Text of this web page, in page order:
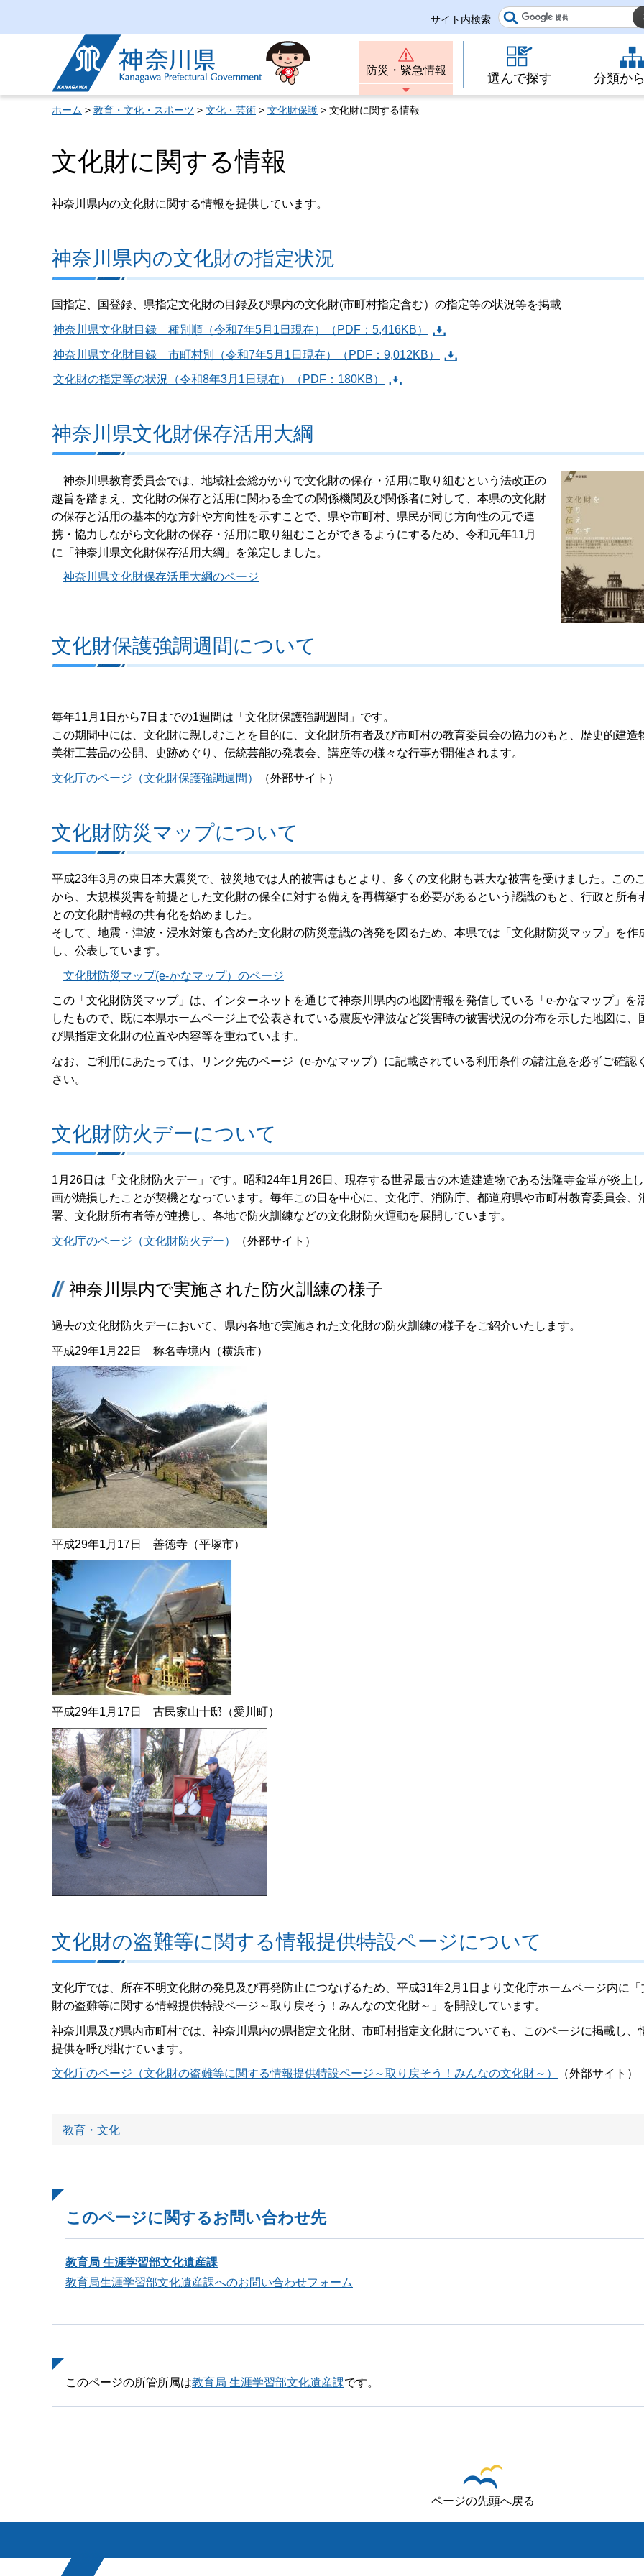
サイト内検索
神奈川県
防災・緊急情報
選んで探す 分類か
ホーム > 教育・文化・スポーツ > 文化・芸術 > 文化財保護 > 文化財に関する情報
文化財に関する情報
神奈川県内の文化財に関する情報を提供しています。
神奈川県内の文化財の指定状況
国指定、国登録、県指定文化財の目録及び県内の文化財(市町村指定含む）の指定等の状況等を掲載
神奈川県文化財目録 種別順（令和7年5月1日現在）（PDF：5,416KB）
神奈川県文化財目録 市町村別（令和7年5月1日現在）（PDF：9,012KB）
文化財の指定等の状況（令和8年3月1日現在）（PDF：180KB）
神奈川県文化財保存活用大綱
神奈川県教育委員会では、地域社会総がかりで文化財の保存・活用に取り組むという法改正の
趣旨を踏まえ、文化財の保存と活用に関わる全ての関係機関及び関係者に対して、本県の文化財
の保存と活用の基本的な方針や方向性を示すことで、県や市町村、県民が同じ方向性の元で連
携・協力しながら文化財の保存・活用に取り組むことができるようにするため、令和元年11月
に「神奈川県文化財保存活用大綱」を策定しました。
神奈川県文化財保存活用大綱のページ
文化財保護強調週間について
毎年11月1日から7日までの1週間は「文化財保護強調週間」です。
この期間中には、文化財に親しむことを目的に、文化財所有者及び市町村の教育委員会の協力のもと、歴史的建造
美術工芸品の公開、史跡めぐり、伝統芸能の発表会、講座等の様々な行事が開催されます。
文化庁のページ（文化財保護強調週間） （外部サイト）
文化財防災マップについて
平成23年3月の東日本大震災で、被災地では人的被害はもとより、多くの文化財も甚大な被害を受けました。この
から、大規模災害を前提とした文化財の保全に対する備えを再構築する必要があるという認識のもと、行政と所有
との文化財情報の共有化を始めました。
そして、地震・津波・浸水対策も含めた文化財の防災意識の啓発を図るため、本県では「文化財防災マップ」を作
し、公表しています。
文化財防災マップ(e-かなマップ）のページ
この「文化財防災マップ」は、インターネットを通じて神奈川県内の地図情報を発信している「e-かなマップ」を
したもので、既に本県ホームページ上で公表されている震度や津波など災害時の被害状況の分布を示した地図に、
び県指定文化財の位置や内容等を重ねています。
なお、ご利用にあたっては、リンク先のページ（e-かなマップ）に記載されている利用条件の諸注意を必ずご確認
さい。
文化財防火デーについて
1月26日は「文化財防火デー」です。昭和24年1月26日、現存する世界最古の木造建造物である法隆寺金堂が炎上
画が焼損したことが契機となっています。毎年この日を中心に、文化庁、消防庁、都道府県や市町村教育委員会、
署、文化財所有者等が連携し、各地で防火訓練などの文化財防火運動を展開しています。
文化庁のページ（文化財防火デー） （外部サイト）
神奈川県内で実施された防火訓練の様子
過去の文化財防火デーにおいて、県内各地で実施された文化財の防火訓練の様子をご紹介いたします。
平成29年1月22日 称名寺境内（横浜市）
平成29年1月17日 善徳寺（平塚市）
平成29年1月17日 古民家山十邸（愛川町）
文化財の盗難等に関する情報提供特設ページについて
文化庁では、所在不明文化財の発見及び再発防止につなげるため、平成31年2月1日より文化庁ホームページ内に「
財の盗難等に関する情報提供特設ページ～取り戻そう！みんなの文化財～」を開設しています。
神奈川県及び県内市町村では、神奈川県内の県指定文化財、市町村指定文化財についても、このページに掲載し、
提供を呼び掛けています。
文化庁のページ（文化財の盗難等に関する情報提供特設ページ～取り戻そう！みんなの文化財～） （外部サイト）
教育・文化
このページに関するお問い合わせ先
教育局 生涯学習部文化遺産課
教育局生涯学習部文化遺産課へのお問い合わせフォーム
このページの所管所属は教育局 生涯学習部文化遺産課です。
ページの先頭へ戻る